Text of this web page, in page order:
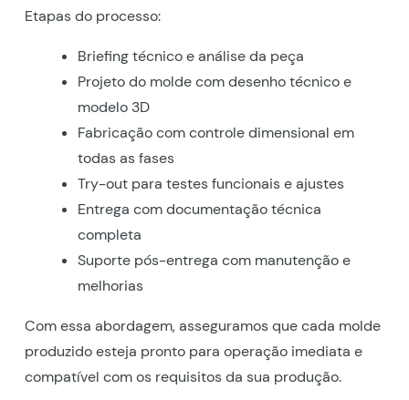
Etapas do processo:
Briefing técnico e análise da peça
Projeto do molde com desenho técnico e
modelo 3D
Fabricação com controle dimensional em
todas as fases
Try-out para testes funcionais e ajustes
Entrega com documentação técnica
completa
Suporte pós-entrega com manutenção e
melhorias
Com essa abordagem, asseguramos que cada molde
produzido esteja pronto para operação imediata e
compatível com os requisitos da sua produção.